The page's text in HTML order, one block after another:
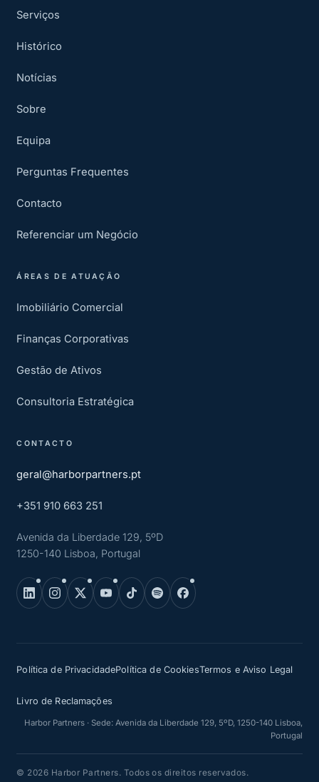
Serviços
Histórico
Notícias
Sobre
Equipa
Perguntas Frequentes
Contacto
Referenciar um Negócio
ÁREAS DE ATUAÇÃO
Imobiliário Comercial
Finanças Corporativas
Gestão de Ativos
Consultoria Estratégica
CONTACTO
geral@harborpartners.pt
+351 910 663 251
Avenida da Liberdade 129, 5ºD
1250-140 Lisboa, Portugal
Política de PrivacidadePolítica de CookiesTermos e Aviso Legal
Livro de Reclamações
Harbor Partners · Sede: Avenida da Liberdade 129, 5ºD, 1250-140 Lisboa,
Portugal
© 2026 Harbor Partners. Todos os direitos reservados.